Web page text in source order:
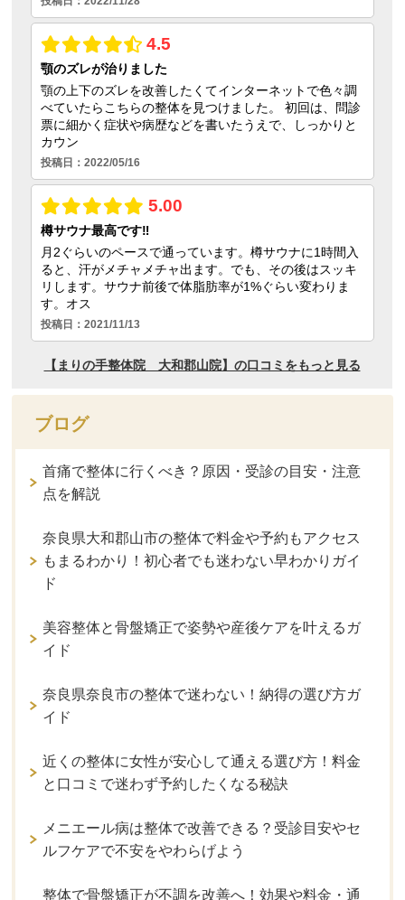
ブログ
首痛で整体に行くべき？原因・受診の目安・注意
点を解説
奈良県大和郡山市の整体で料金や予約もアクセス
もまるわかり！初心者でも迷わない早わかりガイ
ド
美容整体と骨盤矯正で姿勢や産後ケアを叶えるガ
イド
奈良県奈良市の整体で迷わない！納得の選び方ガ
イド
近くの整体に女性が安心して通える選び方！料金
と口コミで迷わず予約したくなる秘訣
メニエール病は整体で改善できる？受診目安やセ
ルフケアで不安をやわらげよう
整体で骨盤矯正が不調を改善へ！効果や料金・通